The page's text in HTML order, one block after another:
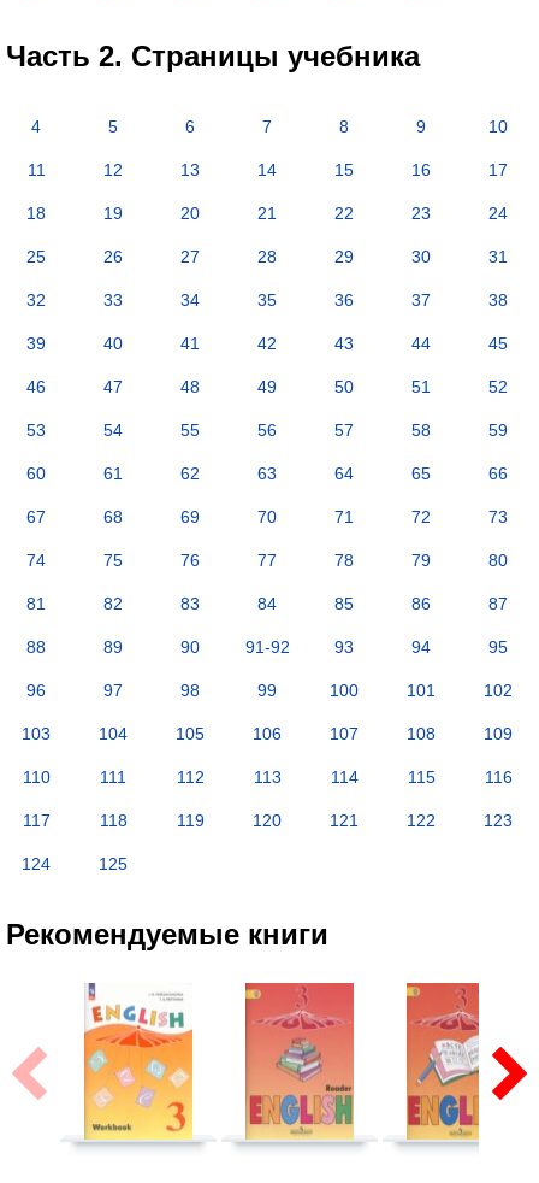
Часть 2. Страницы учебника
4 5 6 7 8 9 10
11 12 13 14 15 16 17
18 19 20 21 22 23 24
25 26 27 28 29 30 31
32 33 34 35 36 37 38
39 40 41 42 43 44 45
46 47 48 49 50 51 52
53 54 55 56 57 58 59
60 61 62 63 64 65 66
67 68 69 70 71 72 73
74 75 76 77 78 79 80
81 82 83 84 85 86 87
88 89 90 91-92 93 94 95
96 97 98 99 100 101 102
103 104 105 106 107 108 109
110 111 112 113 114 115 116
117 118 119 120 121 122 123
124 125
Рекомендуемые книги